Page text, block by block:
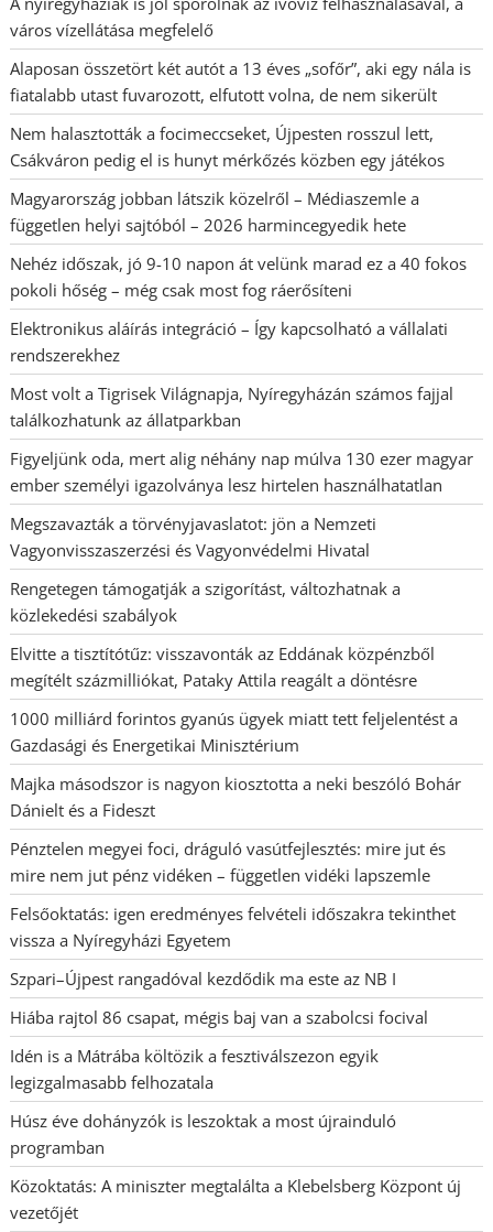
város vízellátása megfelelő
Alaposan összetört két autót a 13 éves „sofőr”, aki egy nála is
fiatalabb utast fuvarozott, elfutott volna, de nem sikerült
Nem halasztották a focimeccseket, Újpesten rosszul lett,
Csákváron pedig el is hunyt mérkőzés közben egy játékos
Magyarország jobban látszik közelről – Médiaszemle a
független helyi sajtóból – 2026 harmincegyedik hete
Nehéz időszak, jó 9-10 napon át velünk marad ez a 40 fokos
pokoli hőség – még csak most fog ráerősíteni
Elektronikus aláírás integráció – Így kapcsolható a vállalati
rendszerekhez
Most volt a Tigrisek Világnapja, Nyíregyházán számos fajjal
találkozhatunk az állatparkban
Figyeljünk oda, mert alig néhány nap múlva 130 ezer magyar
ember személyi igazolványa lesz hirtelen használhatatlan
Megszavazták a törvényjavaslatot: jön a Nemzeti
Vagyonvisszaszerzési és Vagyonvédelmi Hivatal
Rengetegen támogatják a szigorítást, változhatnak a
közlekedési szabályok
Elvitte a tisztítótűz: visszavonták az Eddának közpénzből
megítélt százmilliókat, Pataky Attila reagált a döntésre
1000 milliárd forintos gyanús ügyek miatt tett feljelentést a
Gazdasági és Energetikai Minisztérium
Majka másodszor is nagyon kiosztotta a neki beszóló Bohár
Dánielt és a Fideszt
Pénztelen megyei foci, dráguló vasútfejlesztés: mire jut és
mire nem jut pénz vidéken – független vidéki lapszemle
Felsőoktatás: igen eredményes felvételi időszakra tekinthet
vissza a Nyíregyházi Egyetem
Szpari–Újpest rangadóval kezdődik ma este az NB I
Hiába rajtol 86 csapat, mégis baj van a szabolcsi focival
Idén is a Mátrába költözik a fesztiválszezon egyik
legizgalmasabb felhozatala
Húsz éve dohányzók is leszoktak a most újrainduló
programban
Közoktatás: A miniszter megtalálta a Klebelsberg Központ új
vezetőjét